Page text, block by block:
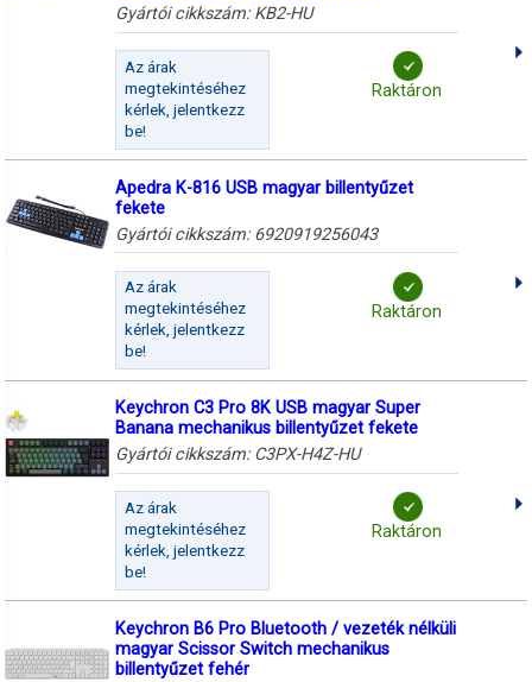
Gyártói cikkszám: KB2-HU
Az árak
megtekintéséhez
kérlek, jelentkezz
be!
Raktáron
Apedra K-816 USB magyar billentyűzet
fekete
Gyártói cikkszám: 6920919256043
Az árak
megtekintéséhez
kérlek, jelentkezz
be!
Raktáron
Keychron C3 Pro 8K USB magyar Super
Banana mechanikus billentyűzet fekete
Gyártói cikkszám: C3PX-H4Z-HU
Az árak
megtekintéséhez
kérlek, jelentkezz
be!
Raktáron
Keychron B6 Pro Bluetooth / vezeték nélküli
magyar Scissor Switch mechanikus
billentyűzet fehér